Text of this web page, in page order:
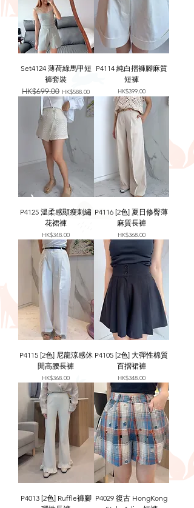
Set4124 薄荷綠馬甲短
褲套裝
一般價格
HK$699.00 促銷價格
HK$588.00
P4114 純白摺褲腳麻質
短褲
價格
HK$399.00
P4125 溫柔感顯瘦刺繡
花裙褲
價格
HK$348.00
P4116 [2色] 夏日修臀薄
麻質長褲
價格
HK$368.00
P4115 [2色] 尼龍涼感休
閒高腰長褲
價格
HK$368.00
P4105 [2色] 大彈性棉質
百摺裙褲
價格
HK$348.00
P4013 [2色] Ruffle褲腳 P4029 復古 HongKong